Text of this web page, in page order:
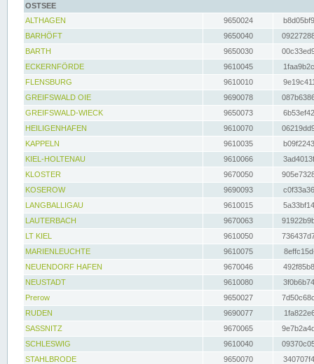
OSTSEE
ALTHAGEN
9650024
BARHÖFT
9650040
BARTH
9650030
ECKERNFÖRDE
9610045
FLENSBURG
9610010
GREIFSWALD OIE
9690078
GREIFSWALD-WIECK
9650073
HEILIGENHAFEN
9610070
KAPPELN
9610035
KIEL-HOLTENAU
9610066
KLOSTER
9670050
KOSEROW
9690093
LANGBALLIGAU
9610015
LAUTERBACH
9670063
LT KIEL
9610050
MARIENLEUCHTE
9610075
NEUENDORF HAFEN
9670046
NEUSTADT
9610080
Prerow
9650027
RUDEN
9690077
SASSNITZ
9670065
SCHLESWIG
9610040
STAHLBRODE
9650070